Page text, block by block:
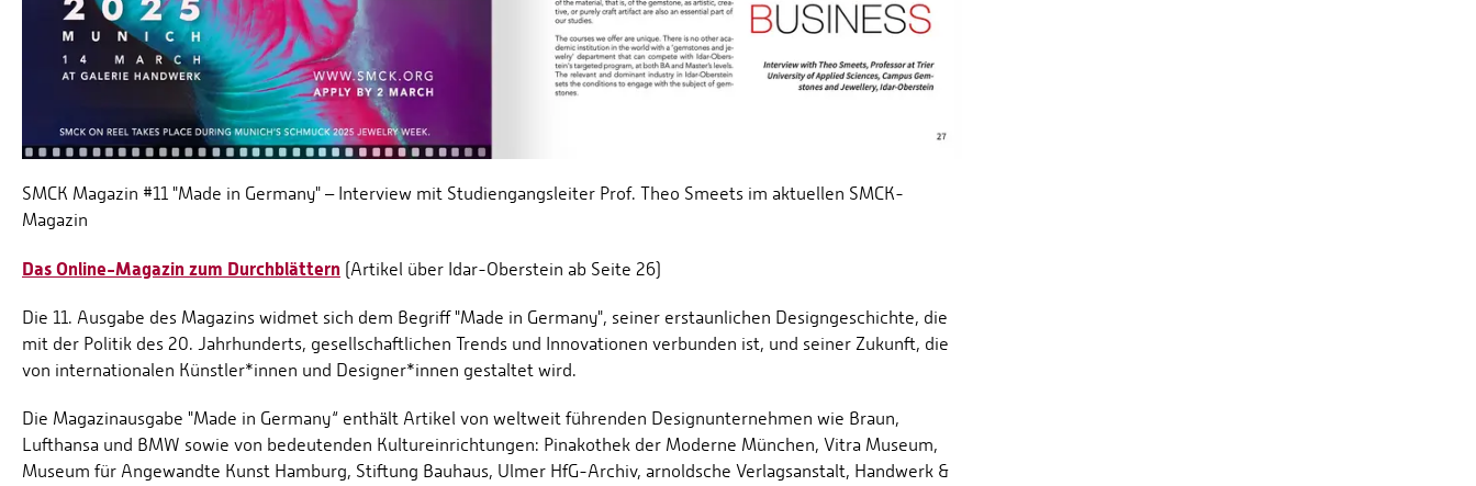
SMCK Magazin #11 "Made in Germany" – Interview mit Studiengangsleiter Prof. Theo Smeets im aktuellen SMCK-
Magazin
Das Online-Magazin zum Durchblättern (Artikel über Idar-Oberstein ab Seite 26)
Die 11. Ausgabe des Magazins widmet sich dem Begriff "Made in Germany", seiner erstaunlichen Designgeschichte, die
mit der Politik des 20. Jahrhunderts, gesellschaftlichen Trends und Innovationen verbunden ist, und seiner Zukunft, die
von internationalen Künstler*innen und Designer*innen gestaltet wird.
Die Magazinausgabe "Made in Germany“ enthält Artikel von weltweit führenden Designunternehmen wie Braun,
Lufthansa und BMW sowie von bedeutenden Kultureinrichtungen: Pinakothek der Moderne München, Vitra Museum,
Museum für Angewandte Kunst Hamburg, Stiftung Bauhaus, Ulmer HfG-Archiv, arnoldsche Verlagsanstalt, Handwerk &